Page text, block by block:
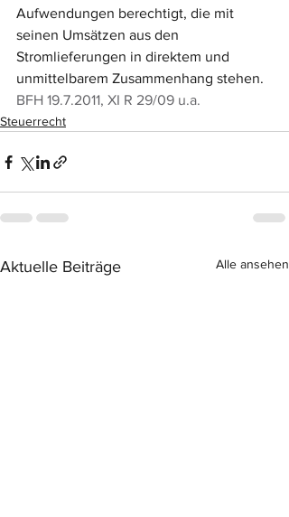
Aufwendungen berechtigt, die mit
seinen Umsätzen aus den
Stromlieferungen in direktem und
unmittelbarem Zusammenhang stehen.
BFH 19.7.2011, XI R 29/09 u.a.
Steuerrecht
Aktuelle Beiträge Alle ansehen